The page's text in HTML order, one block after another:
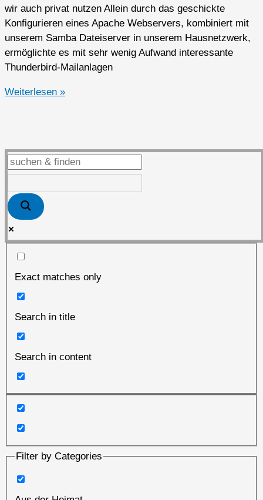
wir auch privat nutzen Allein durch das geschickte
Konfigurieren eines Apache Webservers, kombiniert mit
unserem Samba Dateiserver in unserem Hausnetzwerk,
ermöglichte es mit sehr wenig Aufwand interessante
Thunderbird-Mailanlagen
Open
genutzt
Weiterlesen »
Exact matches only
Search in title
Search in content
Filter by Categories